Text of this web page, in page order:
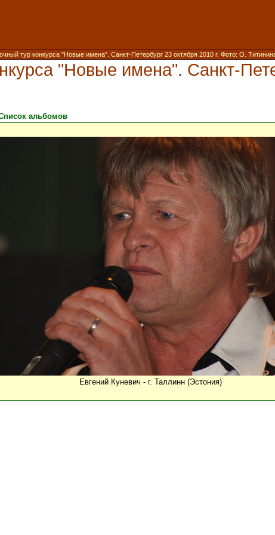
тур конкурса "Новые имена". Санкт-Петербург 23 октября 2010 г. Фото: О.
"Новые имена". Санкт-
альбомов
Евгений Куневич - г. Таллинн (Эстония)